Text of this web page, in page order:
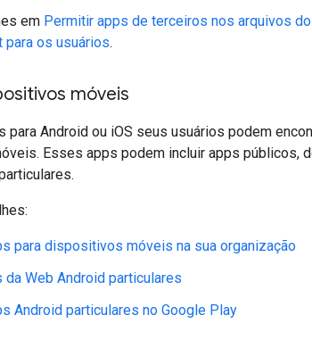
em Permitir apps de terceiros nos arquivos
para os usuários.
móveis
para Android ou iOS seus usuários podem
Esses apps podem incluir apps públicos,
para dispositivos móveis na sua organização
da Web Android particulares
Android particulares no Google Play